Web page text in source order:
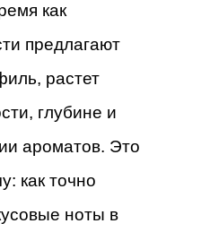
как
предлагают
растет
глубине и
ароматов. Это
как точно
ноты в